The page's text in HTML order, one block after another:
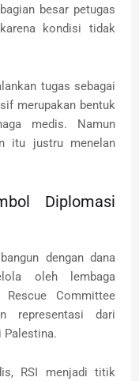
besar petugas
kondisi tidak
tugas sebagai
merupakan bentuk
medis. Namun
itu justru menelan
Diplomasi
dengan dana
oleh lembaga
Rescue Committee
representasi dari
Palestina.
RSI menjadi titik